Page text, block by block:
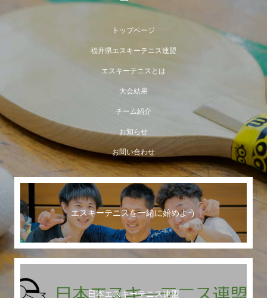
トップページ
福井県エスキーテニス連盟
エスキーテニスとは
大会結果
チーム紹介
お知らせ
お問い合わせ
エスキーテニスを一緒に始めよう
日本エスキーテニス連盟